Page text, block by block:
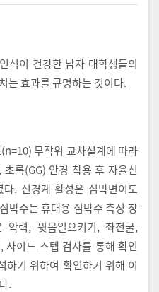
식이 건강한 남자 대학생들의
는 효과를 규명하는 것이다.
무작위 교차설계에 따라
록(GG) 안경 착용 후 자율신
. 신경계 활성은 심박변이도
박수는 휴대용 심박수 측정 장
악력, 윗몸일으키기, 좌전굴,
이드 스텝 검사를 통해 확인
하기 위하여 확인하기 위해 이
.